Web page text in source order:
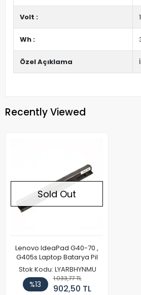
Volt :
Wh :
Özel Açıklama
Recently Viewed
Sold Out
Lenovo IdeaPad G40-70 ,
G405s Laptop Batarya Pil
Stok Kodu: LYARBHYNMU
%13
1.033,77 TL
902,50 TL